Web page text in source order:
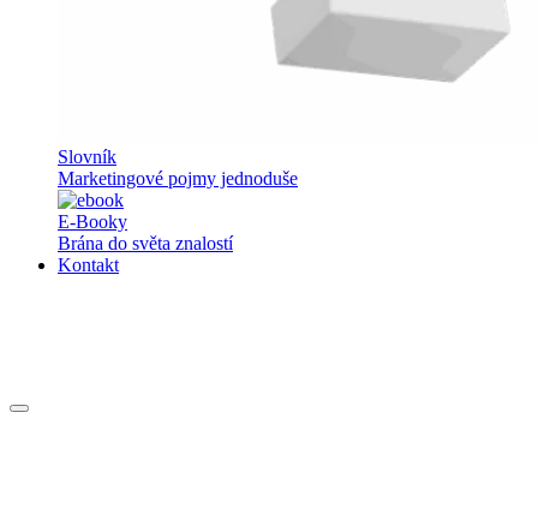
Slovník
Marketingové pojmy jednoduše
E-Booky
Brána do světa znalostí
Kontakt